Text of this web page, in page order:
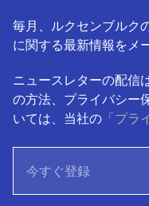
毎月、ルクセンブルク
に関する最新情報をメ
ニュースレターの配信
の方法、プライバシー
いては、当社の 「プラ